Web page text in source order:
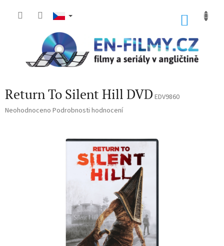
Return To Silent Hill DVD EDV9860
Průměrné
Neohodnoceno Podrobnosti hodnocení